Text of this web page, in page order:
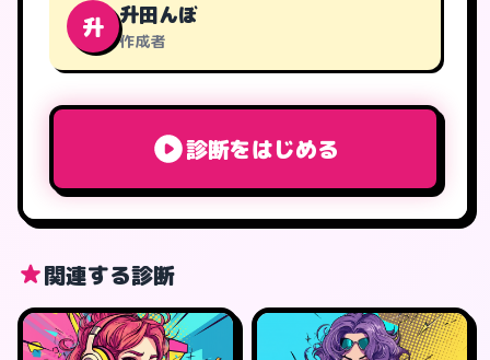
升 升田んぼ
作成者
診断をはじめる
関連する診断